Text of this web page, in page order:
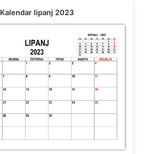
Kalendar lipanj 2023